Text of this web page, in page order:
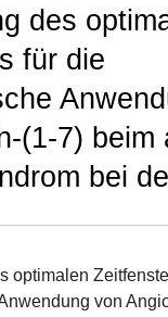
des
für die
(1-7) beim
bei
optimalen
von